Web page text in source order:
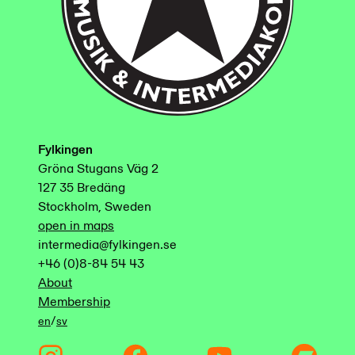
Fylkingen
Gröna Stugans Väg 2
127 35 Bredäng
Stockholm, Sweden
open in maps
intermedia@fylkingen.se
+46 (0)8-84 54 43
About
Membership
en/sv